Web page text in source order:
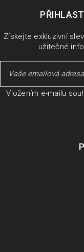
Získejte exkluzivní
užitečné
Vložením e-mailu